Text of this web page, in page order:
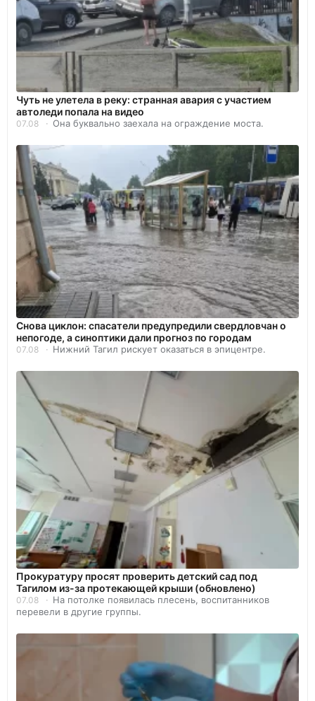
Чуть не улетела в реку: странная авария с участием
автоледи попала на видео
07.08 Она буквально заехала на ограждение моста.
Снова циклон: спасатели предупредили свердловчан о
непогоде, а синоптики дали прогноз по городам
07.08 Нижний Тагил рискует оказаться в эпицентре.
Прокуратуру просят проверить детский сад под
Тагилом из-за протекающей крыши (обновлено)
07.08
На потолке появилась плесень, воспитанников
перевели в другие группы.